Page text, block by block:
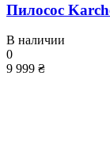
Пилосос
В наличии
0
9 999 ₴